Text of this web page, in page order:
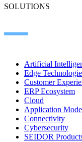
SOLUTIONS
Artificial
Edge
Customer
ERP Ecosystem
Cloud
Application
Connectivity
Cybersecurity
SEIDOR